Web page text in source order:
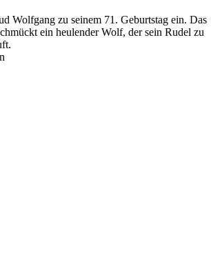
Wolfgang zu seinem 71. Geburtstag ein. Das
ein heulender Wolf, der sein Rudel zu